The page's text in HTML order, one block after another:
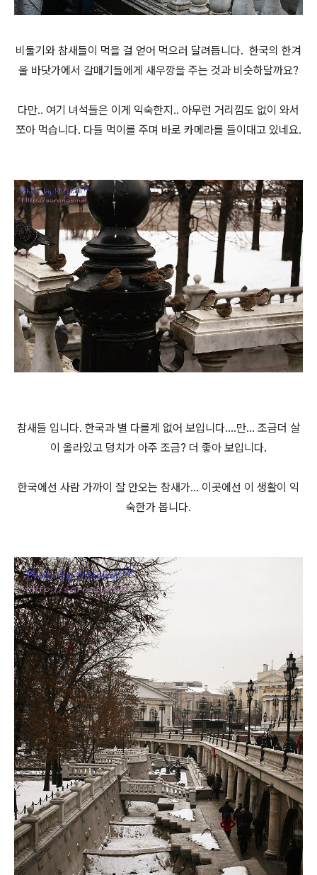
비둘기와 참새들이 먹을 걸 얻어 먹으러 달려듭니다. 한국의 한겨
울 바닷가에서 갈매기들에게 새우깡을 주는 것과 비슷하달까요?
다만.. 여기 녀석들은 이게 익숙한지.. 아무런 거리낌도 없이 와서
쪼아 먹습니다. 다들 먹이를 주며 바로 카메라를 들이대고 있네요.
참새들 입니다. 한국과 별 다를게 없어 보입니다....만... 조금더 살
이 올라있고 덩치가 아주 조금? 더 좋아 보입니다.
한국에선 사람 가까이 잘 안오는 참새가... 이곳에선 이 생활이 익
숙한가 봅니다.